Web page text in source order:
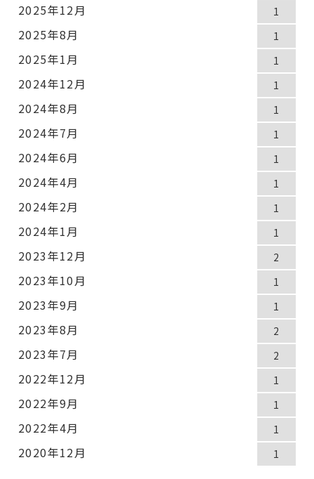
2025年12月 1
2025年8月 1
2025年1月 1
2024年12月 1
2024年8月 1
2024年7月 1
2024年6月 1
2024年4月 1
2024年2月 1
2024年1月 1
2023年12月 2
2023年10月 1
2023年9月 1
2023年8月 2
2023年7月 2
2022年12月 1
2022年9月 1
2022年4月 1
2020年12月 1